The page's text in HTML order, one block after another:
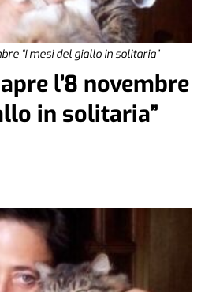
“I mesi del giallo in solitaria”
l’8 novembre
in solitaria”